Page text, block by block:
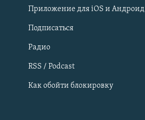
Qırımtatar
ПРИСОЕДИНЯЙТЕСЬ!
Приложение для iOS и Андроид
Подписаться
Радио
RSS / Podcast
Как обойти блокировку